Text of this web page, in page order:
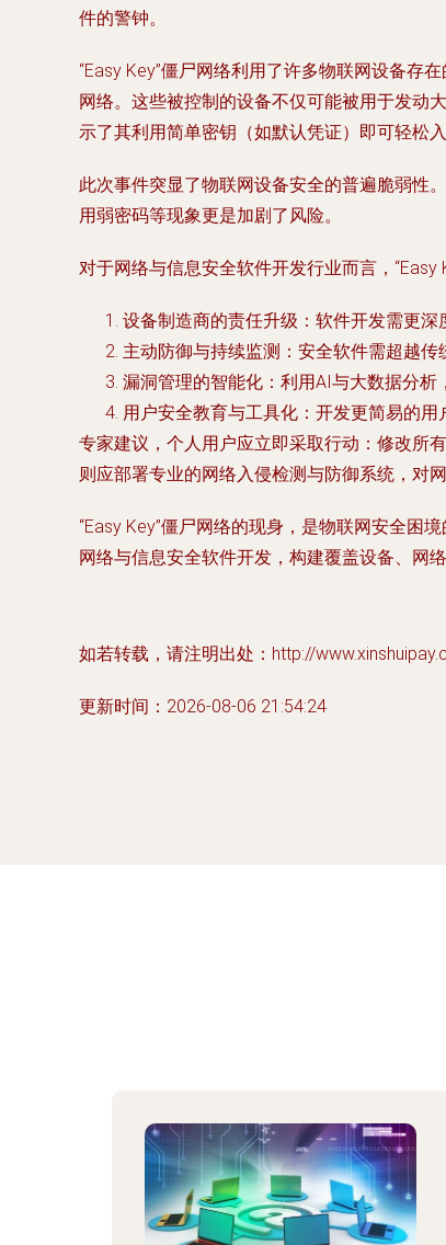
件的警钟。
“Easy Key”僵尸网络利用了许多物联网设备存
网络。这些被控制的设备不仅可能被用于发动
示了其利用简单密钥（如默认凭证）即可轻松入
此次事件突显了物联网设备安全的普遍脆弱性
用弱密码等现象更是加剧了风险。
对于网络与信息安全软件开发行业而言，“Easy
设备制造商的责任升级 ：软件开发需更
主动防御与持续监测 ：安全软件需超越
漏洞管理的智能化 ：利用AI与大数据分
用户安全教育与工具化 ：开发更简易的
专家建议，个人用户应立即采取行动：修改所
则应部署专业的网络入侵检测与防御系统，对
“Easy Key”僵尸网络的现身，是物联网安全困
网络与信息安全软件开发，构建覆盖设备、网
如若转载，请注明出处：http://
更新时间：2026-08-06 21:54:24